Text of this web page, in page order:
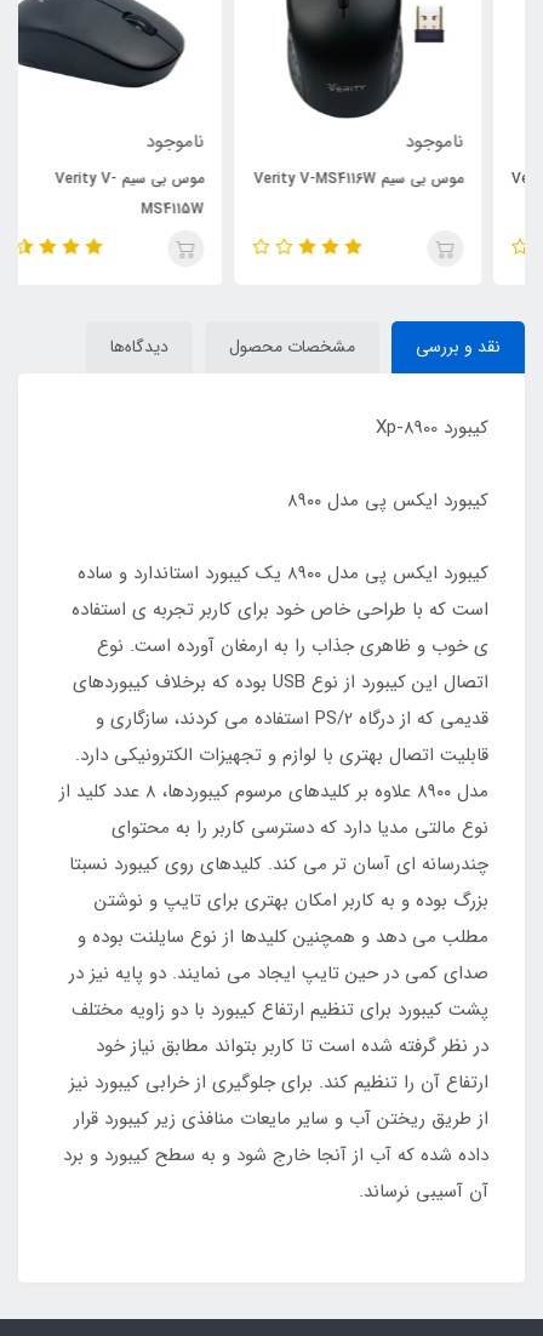
ناموجود
موس بی سیم Verity V-MS4116W
ناموجود
موس بی سیم Verity V-
MS4115W
نقد و بررسی مشخصات محصول دیدگاه‌ها
کیبورد Xp-8900
کیبورد ایکس پی مدل ۸۹۰۰
کیبورد ایکس پی مدل ۸۹۰۰ یک کیبورد استاندارد و ساده
است که با طراحی خاص خود برای کاربر تجربه ی استفاده
ی خوب و ظاهری جذاب را به ارمغان آورده است. نوع
اتصال این کیبورد از نوع USB بوده که برخلاف کیبوردهای
قدیمی که از درگاه PS/2 استفاده می کردند، سازگاری و
قابلیت اتصال بهتری با لوازم و تجهیزات الکترونیکی دارد.
مدل ۸۹۰۰ علاوه بر کلیدهای مرسوم کیبوردها، ۸ عدد کلید از
نوع مالتی مدیا دارد که دسترسی کاربر را به محتوای
چندرسانه ای آسان تر می کند. کلیدهای روی کیبورد نسبتا
بزرگ بوده و به کاربر امکان بهتری برای تایپ و نوشتن
مطلب می دهد و همچنین کلیدها از نوع سایلنت بوده و
صدای کمی در حین تایپ ایجاد می نمایند. دو پایه نیز در
پشت کیبورد برای تنظیم ارتفاع کیبورد با دو زاویه مختلف
در نظر گرفته شده است تا کاربر بتواند مطابق نیاز خود
ارتفاع آن را تنظیم کند. برای جلوگیری از خرابی کیبورد نیز
از طریق ریختن آب و سایر مایعات منافذی زیر کیبورد قرار
داده شده که آب از آنجا خارج شود و به سطح کیبورد و برد
آن آسیبی نرساند.